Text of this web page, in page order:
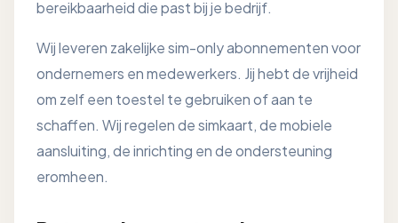
bereikbaarheid die past bij je bedrijf.
Wij leveren zakelijke sim-only abonnementen voor
ondernemers en medewerkers. Jij hebt de vrijheid
om zelf een toestel te gebruiken of aan te
schaffen. Wij regelen de simkaart, de mobiele
aansluiting, de inrichting en de ondersteuning
eromheen.